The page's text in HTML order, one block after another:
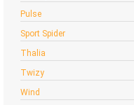
Pulse
Sport Spider
Thalia
Twizy
Wind